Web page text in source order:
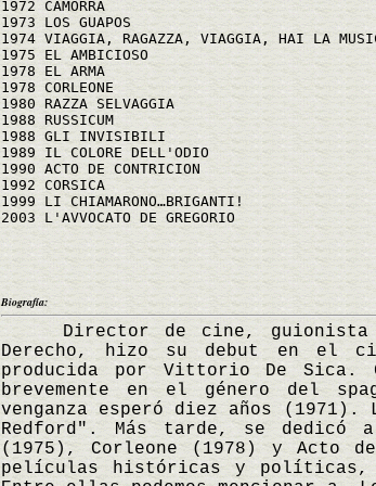
1972 CAMORRA
1973 LOS GUAPOS
1974 VIAGGIA, RAGAZZA, VIAGGIA, HAI LA
1975 EL AMBICIOSO
1978 EL ARMA
1978 CORLEONE
1980 RAZZA SELVAGGIA
1988 RUSSICUM
1988 GLI INVISIBILI
1989 IL COLORE DELL'ODIO
1990 ACTO DE CONTRICION
1992 CORSICA
1999 LI CHIAMARONO…BRIGANTI!
2003 L'AVVOCATO DE GREGORIO
Biografía:
Director de cine, guionista y
Derecho, hizo su debut en el
producida por Vittorio De Sica.
brevemente en el género del
venganza esperó diez años
Redford". Más tarde, se dedicó
(1975), Corleone (1978) y Acto
películas históricas y políticas,